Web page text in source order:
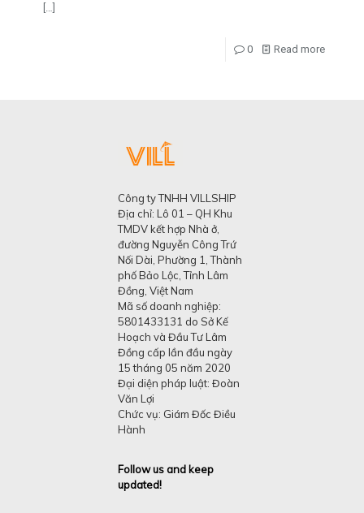
[…]
0 Read more
Công ty TNHH VILLSHIP
Địa chỉ: Lô 01 – QH Khu
TMDV kết hợp Nhà ở,
đường Nguyễn Công Trứ
Nối Dài, Phường 1, Thành
phố Bảo Lộc, Tỉnh Lâm
Đồng, Việt Nam
Mã số doanh nghiệp:
5801433131 do Sở Kế
Hoạch và Đầu Tư Lâm
Đồng cấp lần đầu ngày
15 tháng 05 năm 2020
Đại diện pháp luật: Đoàn
Văn Lợi
Chức vụ: Giám Đốc Điều
Hành
Follow us and keep
updated!